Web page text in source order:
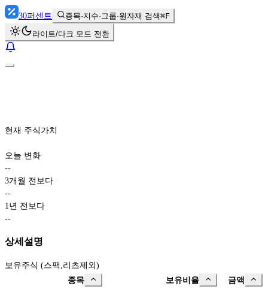
30퍼센트 종목·지수·그룹·원자재 검색⌘F
라이트/다크 모드 전환
현재 주식가치
오늘 변화
--
3개월 전보다
--
1년 전보다
--
상세설명
보유주식 (스팩,리츠제외)
종목
보유비율 금액